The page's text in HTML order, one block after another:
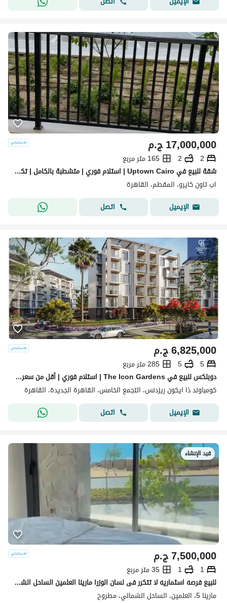
ج.م17,000,000
2
2
165 متر مربع
شقة للبيع في Uptown Cairo | استلام فوري | متشطبة بالكامل | تكييفات | دور أرضي بموقع مميز
اب تاون كايرو، المقطم، القاهرة
الإيميل
اتصل
ج.م6,825,000
5
5
285 متر مربع
دوبلكس للبيع في The Icon Gardens | استلام فوري | أقل من سعر الشركة بـ 2.5 مليون | أقساط حتى 5 سنوات
كومباوند ذا ايكون ريزدنس، التجمع الخامس، القاهرة الجديدة، القاهرة
الإيميل
اتصل
قيد الإنشاء
ج.م7,500,000
1
1
35 متر مربع
للبيع فرصه اسثماريه لا تتكرر فى لسان الوزرا مارينا العلمين الساحل الشمالي دقائق من ابراج العلمين ومراسي Marina North Coast Alamin
مارينا 5، العلمين، الساحل الشمالي، مطروح